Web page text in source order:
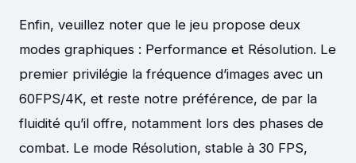
Enfin, veuillez noter que le jeu propose deux
modes graphiques : Performance et Résolution. Le
premier privilégie la fréquence d’images avec un
60FPS/4K, et reste notre préférence, de par la
fluidité qu’il offre, notamment lors des phases de
combat. Le mode Résolution, stable à 30 FPS,